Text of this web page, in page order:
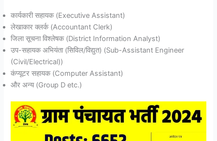
कार्यकारी सहायक (Executive Assistant)
लेखाकार क्लर्क (Accountant Clerk)
जिला सूचना विश्लेषक (District Information Analyst)
उप-सहायक अभियंता (सिविल/विद्युत) (Sub-Assistant Engineer
(Civil/Electrical))
कंप्यूटर सहायक (Computer Assistant)
और अन्य (Group D etc.)